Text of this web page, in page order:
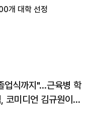
개 대학 선정
업식까지"…근육병 학
코미디언 김규원이었